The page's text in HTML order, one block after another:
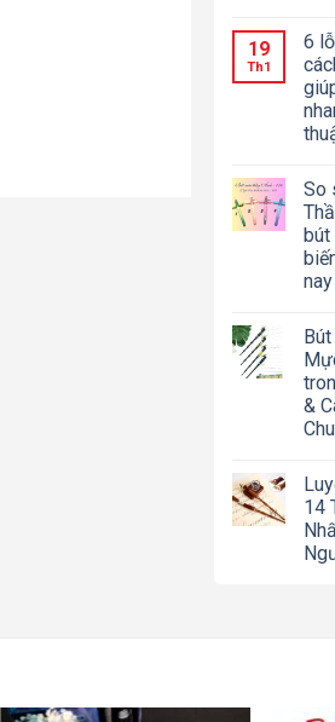
19
Th1
6
So
bút
nay
&
14